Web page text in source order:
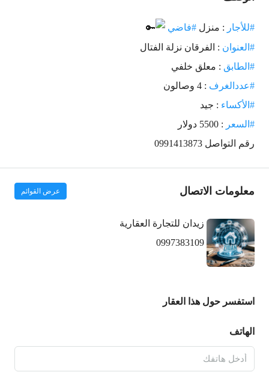
#للأجار : منزل #فاضي
#العنوان : الفرقان نزلة الفتال
#الطابق : معلق خلفي
#عددالغرف : 4 وصالون
#الأكساء : جيد
#السعر : 5500 دولار
رقم التواصل 0991413873
معلومات الاتصال عرض القوائم
زيدان للتجارة العقارية
0997383109
استفسر حول هذا العقار
الهاتف